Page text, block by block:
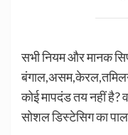
सभी नियम और मानक
कोई मापदंड तय नहीं है?
सोशल डिस्टेसिग का